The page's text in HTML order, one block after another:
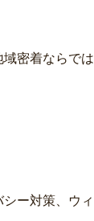
密着ならでは
ー対策、ウィ